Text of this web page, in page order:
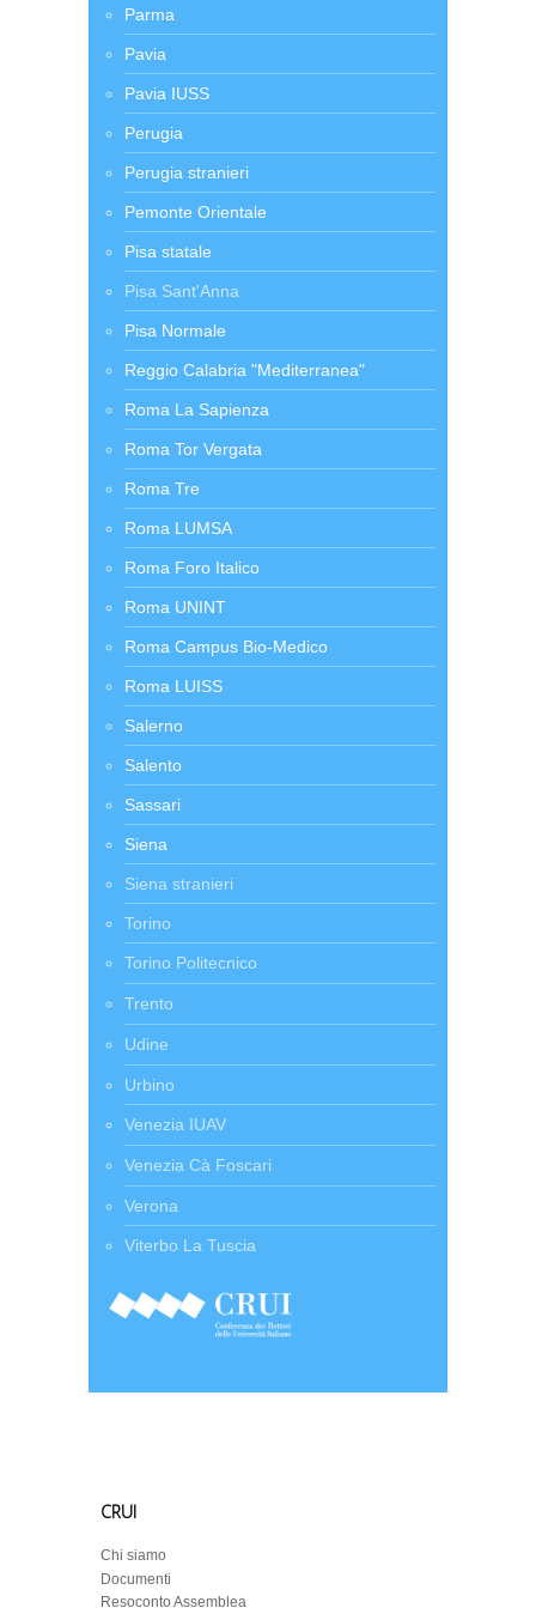
Parma
Pavia
Pavia IUSS
Perugia
Perugia stranieri
Pemonte Orientale
Pisa statale
Pisa Sant'Anna
Pisa Normale
Reggio Calabria "Mediterranea"
Roma La Sapienza
Roma Tor Vergata
Roma Tre
Roma LUMSA
Roma Foro Italico
Roma UNINT
Roma Campus Bio-Medico
Roma LUISS
Salerno
Salento
Sassari
Siena
Siena stranieri
Torino
Torino Politecnico
Trento
Udine
Urbino
Venezia IUAV
Venezia Cà Foscari
Verona
Viterbo La Tuscia
CRUI
Chi siamo
Documenti
Resoconto Assemblea